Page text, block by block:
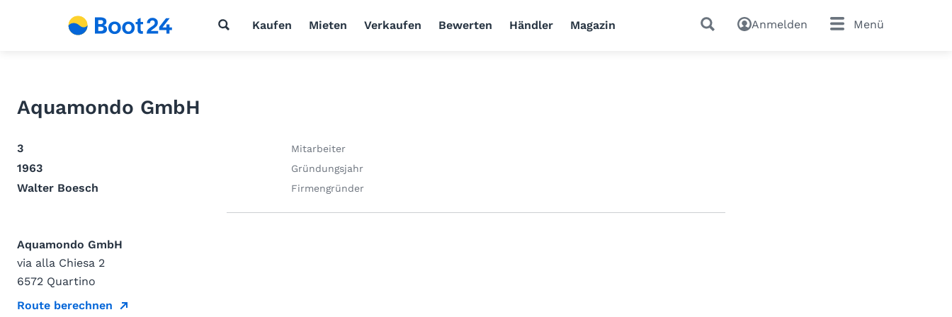
Kaufen Mieten Verkaufen Bewerten Händler Magazin Anmelden Menü
Aquamondo GmbH
3 Mitarbeiter
1963 Gründungsjahr
Walter Boesch Firmengründer
Aquamondo GmbH
via alla Chiesa 2
6572 Quartino
Route berechnen